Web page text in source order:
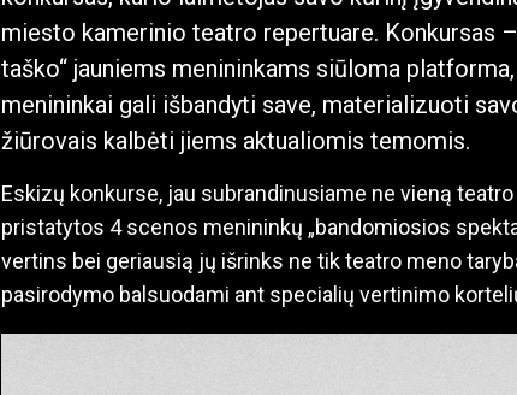
miesto kamerinio teatro repertuare. Konkursas
taško“ jauniems menininkams siūloma
menininkai gali išbandyti save, materializuoti
žiūrovais kalbėti jiems aktualiomis temomis.
Eskizų konkurse, jau subrandinusiame ne vieną
pristatytos 4 scenos menininkų „bandomiosios
vertins bei geriausią jų išrinks ne tik teatro meno
pasirodymo balsuodami ant specialių vertinimo